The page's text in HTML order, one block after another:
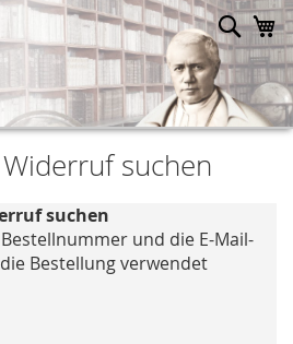
suchen
suchen
und die E-Mail-
Bestellung verwendet